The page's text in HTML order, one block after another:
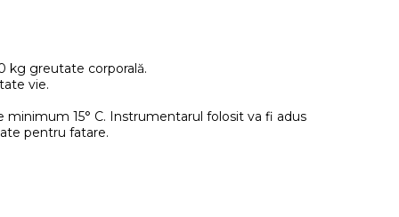
kg greutate corporală.
vie.
15° C. Instrumentarul folosit va fi adus
pentru fatare.